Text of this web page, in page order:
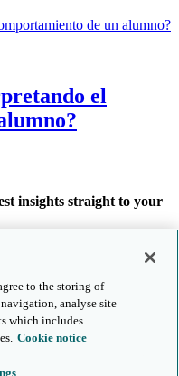
el
insights straight to your
to the storing of
analyse site
which includes
Cookie notice